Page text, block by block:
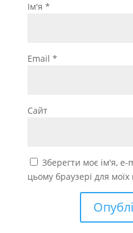
Ім'я *
Email *
Сайт
Зберегти моє ім'я, e-
цьому браузері для